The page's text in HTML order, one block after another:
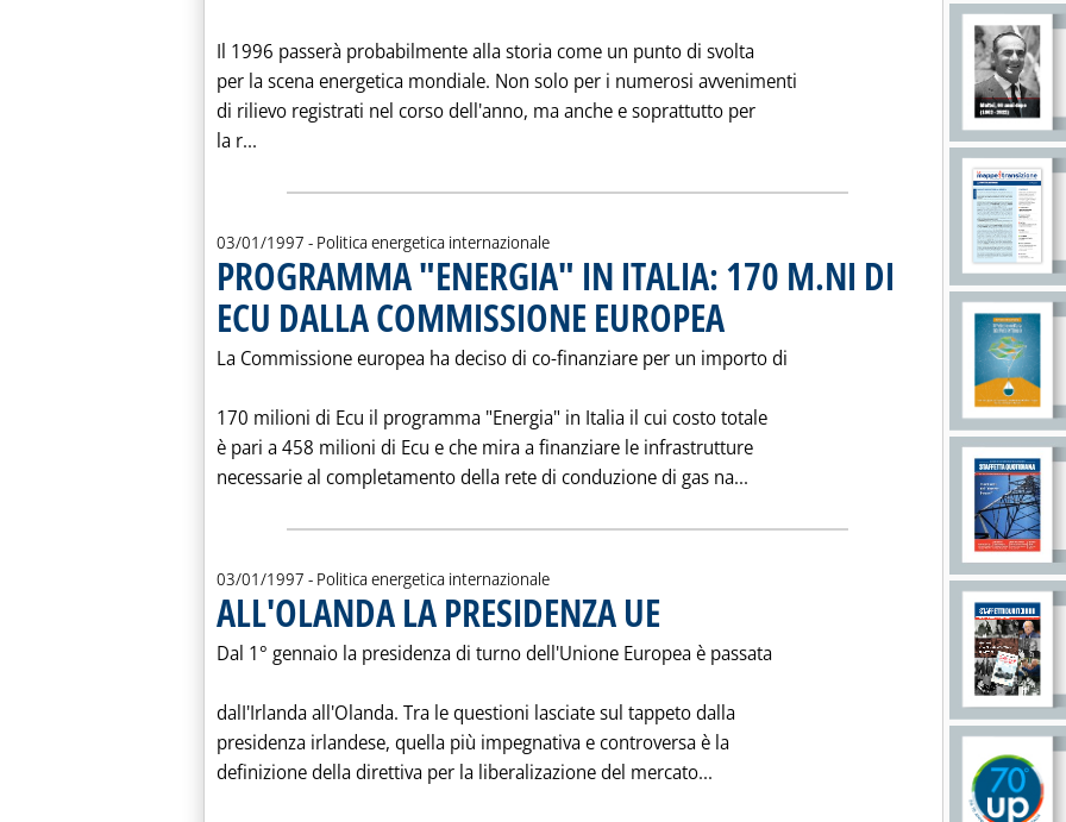
Il 1996 passerà probabilmente alla storia come un punto di svolta
per la scena energetica mondiale. Non solo per i numerosi avvenimenti
di rilievo registrati nel corso dell'anno, ma anche e soprattutto per
la r...
03/01/1997 - Politica energetica internazionale
PROGRAMMA "ENERGIA" IN ITALIA: 170 M.NI DI
ECU DALLA COMMISSIONE EUROPEA . Pubblicata venerdì 03 gennaio 1997 alle 0.0.
La Commissione europea ha deciso di co-finanziare per un importo di
170 milioni di Ecu il programma "Energia" in Italia il cui costo totale
è pari a 458 milioni di Ecu e che mira a finanziare le infrastrutture
necessarie al completamento della rete di conduzione di gas na... Leggi tutta la notizia: 'PROGRAMMA
03/01/1997 - Politica energetica internazionale
ALL'OLANDA LA PRESIDENZA UE
Dal 1° gennaio la presidenza di turno dell'Unione Europea è passata
dalI'Irlanda all'Olanda. Tra le questioni lasciate sul tappeto dalla
presidenza irlandese, quella più impegnativa e controversa è la
definizione della direttiva per la liberalizazione del mercato... Leggi tutta la notizia: 'ALL'OLANDA LA